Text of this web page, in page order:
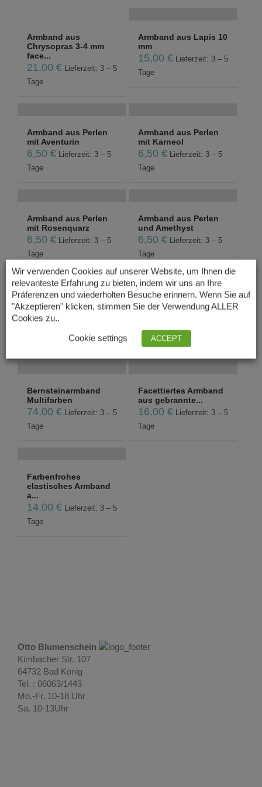
Armband aus
Chrysopras 3-4 mm
face...
21,00 €
Lieferzeit: 3 – 5
Tage
Armband aus Lapis 10
mm
15,00€
Lieferzeit: 3 – 5
Tage
Armband aus Perlen
mit Aventurin
6,50 €
Lieferzeit: 3 – 5
Tage
Armband aus Perlen
mit Karneol
6,50€
Lieferzeit: 3 – 5
Tage
Armband aus Perlen
mit Rosenquarz
6,50 €
Lieferzeit: 3 – 5
Tage
Armband aus Perlen
und Amethyst
6,50€
Lieferzeit: 3 – 5
Tage
Armband aus
Süßwasserzuchtperlen...
18,00€
Armband Blau Topas
Tage
Bernsteinarmband
Multifarben
74,00 €
Lieferzeit: 3 – 5
Tage
Facettiertes Armband
aus gebrannte...
16,00€
Lieferzeit: 3 – 5
Tage
Farbenfrohes
elastisches Armband
a...
14,00 €
Lieferzeit: 3 – 5
Tage
Otto Blumenschein
Kimbacher Str. 107
64732 Bad König
Tel. : 06063/1443
Mo.-Fr. 10-18 Uhr
Sa. 10-13Uhr
Wir verwenden Cookies auf unserer Website, um Ihnen die
relevanteste Erfahrung zu bieten, indem wir uns an Ihre
Präferenzen und wiederholten Besuche erinnern. Wenn Sie auf
"Akzeptieren" klicken, stimmen Sie der Verwendung ALLER
Cookies zu..
Cookie settings ACCEPT